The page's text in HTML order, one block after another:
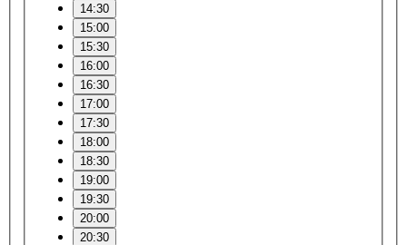
14:30
15:00
15:30
16:00
16:30
17:00
17:30
18:00
18:30
19:00
19:30
20:00
20:30